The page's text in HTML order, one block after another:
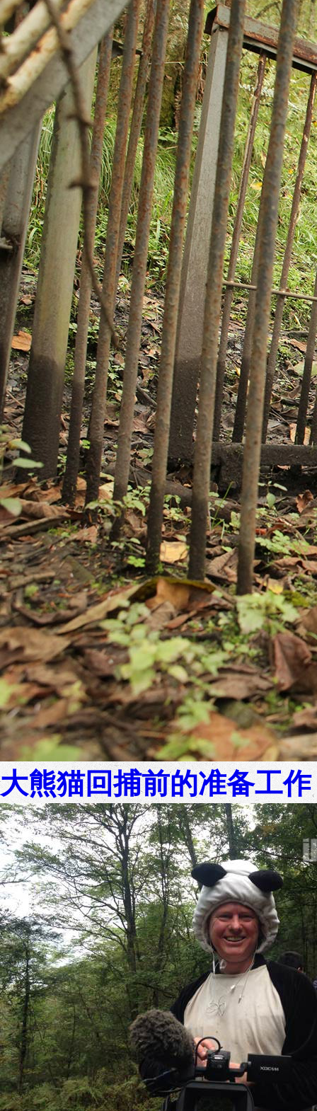
大熊猫回捕前的准备工作